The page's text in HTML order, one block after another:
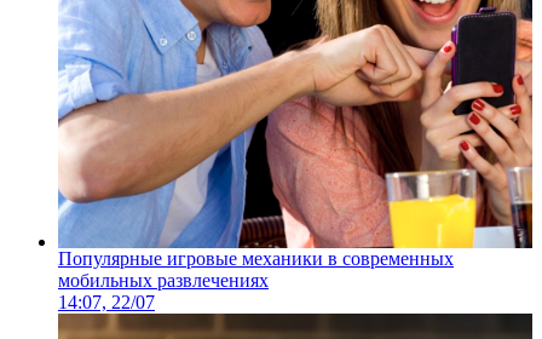
Популярные игровые механики в современных
мобильных развлечениях
14:07, 22/07